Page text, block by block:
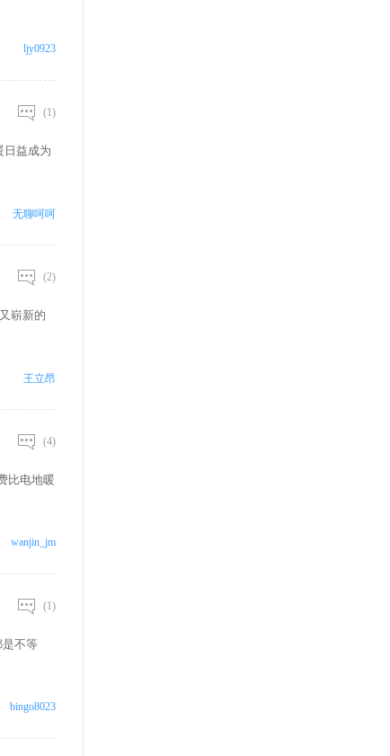
ljy0923
(1)
日益成为
无聊呵呵
(2)
崭新的
王立昂
(4)
比电地暖
wanjin_jm
(1)
是不等
bingo8023